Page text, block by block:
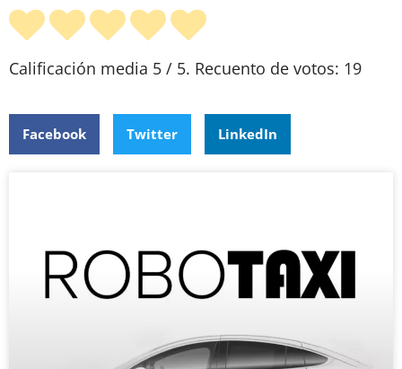
Calificación media 5 / 5. Recuento de votos: 19
Facebook Twitter LinkedIn